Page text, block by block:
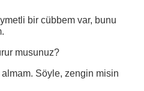
bir cübbem var, bunu
musunuz?
almam. Söyle, zengin misin